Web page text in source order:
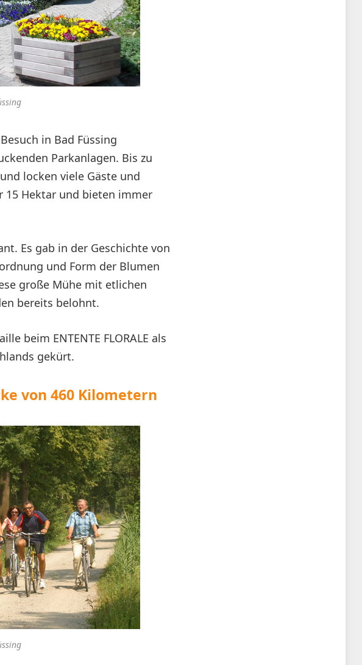
in Bad Füssing
Parkanlagen. Bis zu
locken viele Gäste und
15 Hektar und bieten immer
Es gab in der Geschichte von
und Form der Blumen
große Mühe mit etlichen
bereits belohnt.
beim ENTENTE FLORALE als
gekürt.
von 460 Kilometern